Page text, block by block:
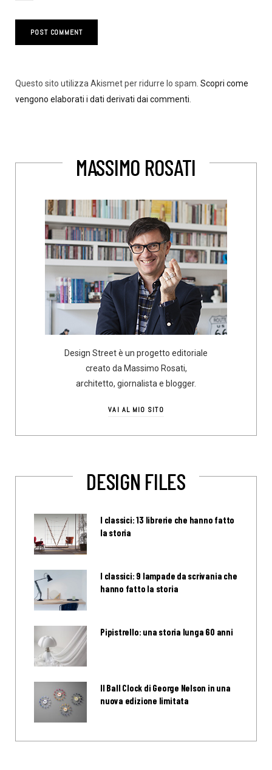
Questo sito utilizza Akismet per ridurre lo spam. Scopri come
vengono elaborati i dati derivati dai commenti
MASSIMO ROSATI
Design Street è un progetto editoriale
creato da Massimo Rosati,
architetto, giornalista e blogger.
VAI AL MIO SITO
DESIGN FILES
I classici: 13 librerie che hanno fatto
la storia
I classici: 9 lampade da scrivania che
hanno fatto la storia
Pipistrello: una storia lunga 60 anni
Il Ball Clock di George Nelson in una
nuova edizione limitata